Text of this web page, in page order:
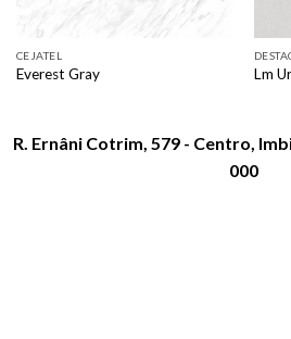
CEJATEL
Everest Gray Lm
R. Ernâni Cotrim, 579 - Centro,
000